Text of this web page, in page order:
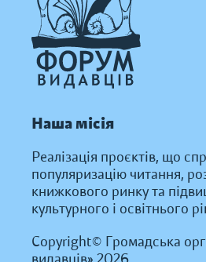
Наша місія
Реалізація проєктів, що
популяризацію читання,
книжкового ринку та
культурного і освітнього
Copyright© Громадська